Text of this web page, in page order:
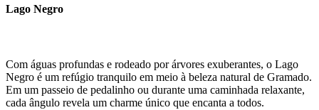
Lago Negro
Com águas profundas e rodeado por árvores exuberantes, o Lago
Negro é um refúgio tranquilo em meio à beleza natural de Gramado.
Em um passeio de pedalinho ou durante uma caminhada relaxante,
cada ângulo revela um charme único que encanta a todos.